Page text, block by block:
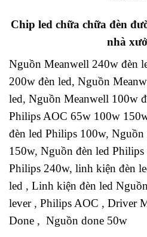
Chip led chữa chữa đèn
nhà
Nguồn Meanwell 240w đèn
200w đèn led, Nguồn
led, Nguồn Meanwell 100w
Philips AOC 65w 100w
đèn led Philips 100w, Nguồn
150w, Nguồn đèn led Philips
Philips 240w, linh kiện đèn
led , Linh kiện đèn led
lever, Philips AOC , Driver
Done , Nguồn done 50w